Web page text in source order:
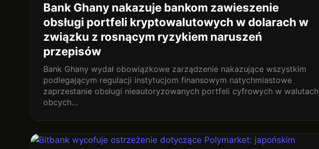
Bank Ghany nakazuje bankom zawieszenie
obsługi portfeli kryptowalutowych w dolarach w
związku z rosnącym ryzykiem naruszeń
przepisów
Bank Ghany wydał obowiązkowe zarządzenie nakazujące wszystkim
podlegającym regulacji instytucjom finansowym natychmiastowe
zaprzestanie obsługi nieautoryzowanych portfeli cyfrowych w walutach
obcych…